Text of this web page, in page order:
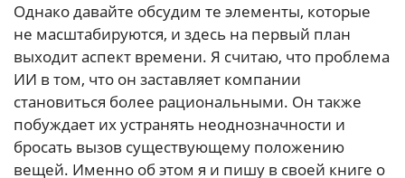
Однако давайте обсудим те элементы, которые
не масштабируются, и здесь на первый план
выходит аспект времени. Я считаю, что проблема
ИИ в том, что он заставляет компании
становиться более рациональными. Он также
побуждает их устранять неоднозначности и
бросать вызов существующему положению
вещей. Именно об этом я и пишу в своей книге о